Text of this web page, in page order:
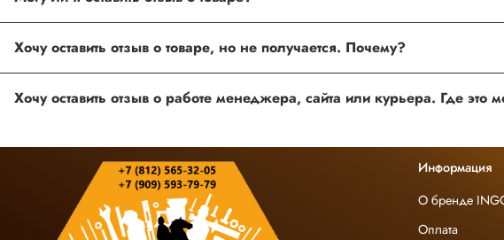
товарах проходят модерацию.
ingco.or.itk@gmail.com; ingco.spb@mail.ru
Оставить отзыв о покупке
Информация
О бренде
Оплата